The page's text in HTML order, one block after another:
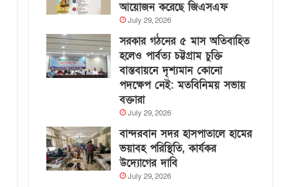
আয়োজন করেছে জিএসএফ
July 29, 2026
সরকার গঠনের ৫ মাস অতিবাহিত
হলেও পার্বত্য চট্টগ্রাম চুক্তি
বাস্তবায়নে দৃশ্যমান কোনো
পদক্ষেপ নেই: মতবিনিময় সভায়
বক্তারা
July 29, 2026
বান্দরবান সদর হাসপাতালে হামের
ভয়াবহ পরিস্থিতি, কার্যকর
উদ্যোগের দাবি
July 29, 2026